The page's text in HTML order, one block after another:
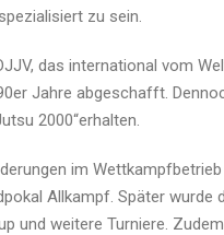
zu sein.
das international vom
Jahre abgeschafft.
2000“erhalten.
im
Allkampf. Später wurde
und weitere Turniere.